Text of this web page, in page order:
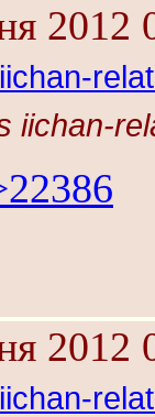
2012
iichan-
2012